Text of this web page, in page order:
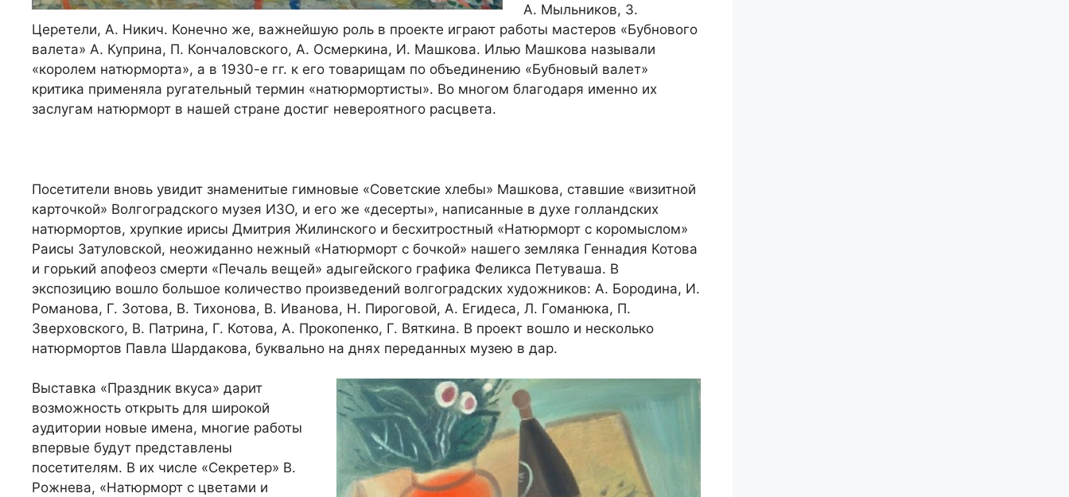
А. Мыльников, З.
Церетели, А. Никич. Конечно же, важнейшую роль в проекте играют работы мастеров «Бубнового
валета» А. Куприна, П. Кончаловского, А. Осмеркина, И. Машкова. Илью Машкова называли
«королем натюрморта», а в 1930-е гг. к его товарищам по объединению «Бубновый валет»
критика применяла ругательный термин «натюрмортисты». Во многом благодаря именно их
заслугам натюрморт в нашей стране достиг невероятного расцвета.
Посетители вновь увидит знаменитые гимновые «Советские хлебы» Машкова, ставшие «визитной
карточкой» Волгоградского музея ИЗО, и его же «десерты», написанные в духе голландских
натюрмортов, хрупкие ирисы Дмитрия Жилинского и бесхитростный «Натюрморт с коромыслом»
Раисы Затуловской, неожиданно нежный «Натюрморт с бочкой» нашего земляка Геннадия Котова
и горький апофеоз смерти «Печаль вещей» адыгейского графика Феликса Петуваша. В
экспозицию вошло большое количество произведений волгоградских художников: А. Бородина, И.
Романова, Г. Зотова, В. Тихонова, В. Иванова, Н. Пироговой, А. Егидеса, Л. Гоманюка, П.
Зверховского, В. Патрина, Г. Котова, А. Прокопенко, Г. Вяткина. В проект вошло и несколько
натюрмортов Павла Шардакова, буквально на днях переданных музею в дар.
Выставка «Праздник вкуса» дарит
возможность открыть для широкой
аудитории новые имена, многие работы
впервые будут представлены
посетителям. В их числе «Секретер» В.
Рожнева, «Натюрморт с цветами и